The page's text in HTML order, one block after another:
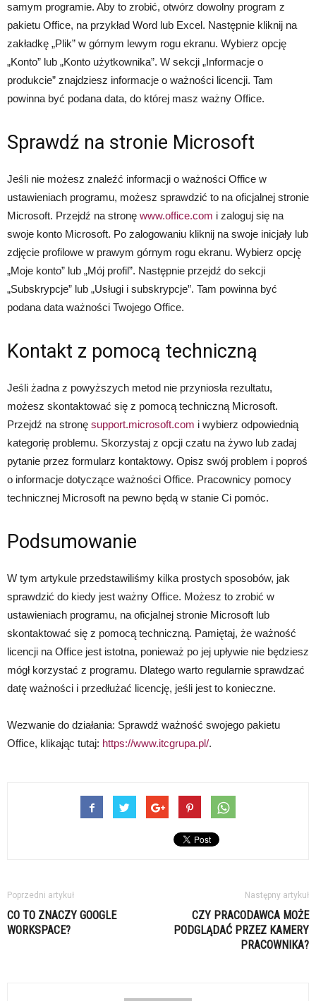
samym programie. Aby to zrobić, otwórz dowolny program z
pakietu Office, na przykład Word lub Excel. Następnie kliknij na
zakładkę „Plik” w górnym lewym rogu ekranu. Wybierz opcję
„Konto” lub „Konto użytkownika”. W sekcji „Informacje o
produkcie” znajdziesz informacje o ważności licencji. Tam
powinna być podana data, do której masz ważny Office.
Sprawdź na stronie Microsoft
Jeśli nie możesz znaleźć informacji o ważności Office w
ustawieniach programu, możesz sprawdzić to na oficjalnej stronie
Microsoft. Przejdź na stronę www.office.com i zaloguj się na
swoje konto Microsoft. Po zalogowaniu kliknij na swoje inicjały lub
zdjęcie profilowe w prawym górnym rogu ekranu. Wybierz opcję
„Moje konto” lub „Mój profil”. Następnie przejdź do sekcji
„Subskrypcje” lub „Usługi i subskrypcje”. Tam powinna być
podana data ważności Twojego Office.
Kontakt z pomocą techniczną
Jeśli żadna z powyższych metod nie przyniosła rezultatu,
możesz skontaktować się z pomocą techniczną Microsoft.
Przejdź na stronę support.microsoft.com i wybierz odpowiednią
kategorię problemu. Skorzystaj z opcji czatu na żywo lub zadaj
pytanie przez formularz kontaktowy. Opisz swój problem i poproś
o informacje dotyczące ważności Office. Pracownicy pomocy
technicznej Microsoft na pewno będą w stanie Ci pomóc.
Podsumowanie
W tym artykule przedstawiliśmy kilka prostych sposobów, jak
sprawdzić do kiedy jest ważny Office. Możesz to zrobić w
ustawieniach programu, na oficjalnej stronie Microsoft lub
skontaktować się z pomocą techniczną. Pamiętaj, że ważność
licencji na Office jest istotna, ponieważ po jej upływie nie będziesz
mógł korzystać z programu. Dlatego warto regularnie sprawdzać
datę ważności i przedłużać licencję, jeśli jest to konieczne.
Wezwanie do działania: Sprawdź ważność swojego pakietu
Office, klikając tutaj: https://www.itcgrupa.pl/.
Poprzedni artykuł
CO TO ZNACZY GOOGLE
WORKSPACE?
Następny artykuł
CZY PRACODAWCA MOŻE
PODGLĄDAĆ PRZEZ KAMERY
PRACOWNIKA?